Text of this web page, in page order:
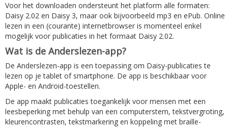
Voor het downloaden ondersteunt het platform alle formaten:
Daisy 2.02 en Daisy 3, maar ook bijvoorbeeld mp3 en ePub. Online
lezen in een (courante) internetbrowser is momenteel enkel
mogelijk voor publicaties in het formaat Daisy 2.02.
Wat is de Anderslezen-app?
De Anderslezen-app is een toepassing om Daisy-publicaties te
lezen op je tablet of smartphone. De app is beschikbaar voor
Apple- en Android-toestellen.
De app maakt publicaties toegankelijk voor mensen met een
leesbeperking met behulp van een computerstem, tekstvergroting,
kleurencontrasten, tekstmarkering en koppeling met braille-